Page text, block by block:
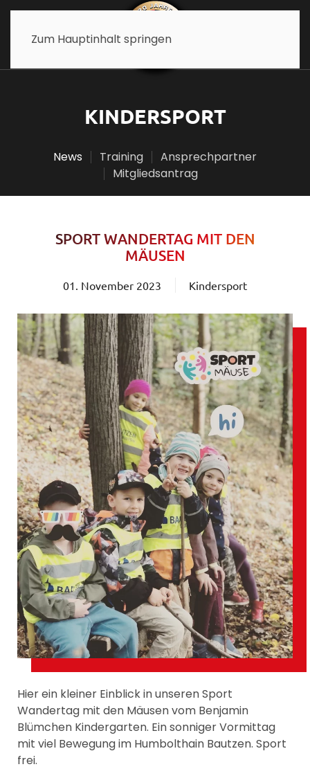
Zum Hauptinhalt springen
KINDERSPORT
News Training
Ansprechpartner
Mitgliedsantrag
SPORT WANDERTAG MIT DEN
MÄUSEN
01. November 2023 Kindersport
Hier ein kleiner Einblick in unseren Sport
Wandertag mit den Mäusen vom Benjamin
Blümchen Kindergarten. Ein sonniger Vormittag
mit viel Bewegung im Humbolthain Bautzen. Sport
frei.